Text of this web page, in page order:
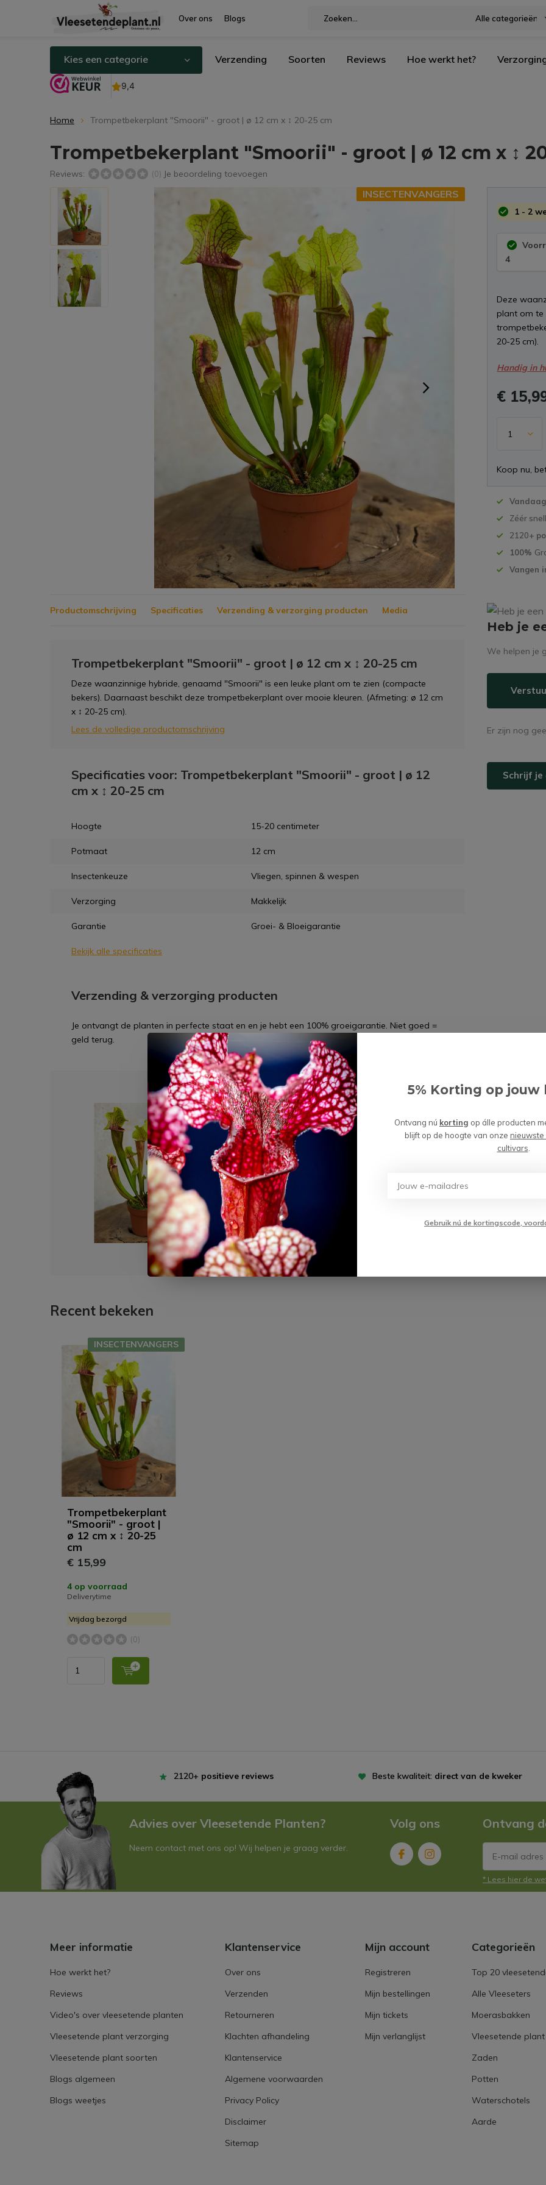
Over ons Blogs Alle categorieën
Kies een categorie Verzending Soorten Reviews Hoe werkt het?
Home Trompetbekerplant "Smoorii" - groot | ø 12 cm x ↕ 20-25 cm
Trompetbekerplant "Smoorii" - groot | ø 12 cm x ↕
Reviews: (0) Je beoordeling toevoegen
INSECTENVANGERS
1 - 2
4
Deze
plant om te
20-25 cm).
Handig in
€
Koop nu,
Zéér
2120+
100%
Vangen
Productomschrijving Specificaties Verzending & verzorging producten Media
Trompetbekerplant "Smoorii" - groot | ø 12 cm x ↕ 20-25 cm
Deze waanzinnige hybride, genaamd "Smoorii" is een leuke plant om te zien (compacte
bekers). Daarnaast beschikt deze trompetbekerplant over mooie kleuren. (Afmeting: ø 12 cm
x ↕ 20-25 cm).
Lees de volledige productomschrijving
Specificaties voor: Trompetbekerplant "Smoorii" - groot | ø 12
cm x ↕ 20-25 cm
Hoogte 15-20 centimeter
Potmaat 12 cm
Insectenkeuze Vliegen, spinnen & wespen
Verzorging Makkelijk
Garantie Groei- & Bloeigarantie
Bekijk alle specificaties
Verzending & verzorging producten
Je ontvangt de planten in perfecte staat en en je hebt een 100% groeigarantie. Niet goed =
geld terug.
Dit wordt 'm!
Trompetbekerplant "Smoorii" -
groot | ø 12 cm x ↕ 20-25 cm
€ 15,99
Heb je
We helpen je
Er zijn nog
Schrijf
Recent bekeken
Trompetbekerplant
"Smoorii" - groot |
ø 12 cm x ↕ 20-25
cm
INSECTENVANGERS
€ 15,99
4 op voorraad
Deliverytime
Vrijdag bezorgd
(0)
2120+ positieve reviews Beste kwaliteit: direct van de kweker
Advies over Vleesetende Planten?
Neem contact met ons op! Wij helpen je graag verder.
Volg ons Ontvang
* Lees hier de
Meer informatie
Hoe werkt het?
Reviews
Video's over vleesetende planten
Vleesetende plant verzorging
Vleesetende plant soorten
Blogs algemeen
Blogs weetjes
Klantenservice
Over ons
Verzenden
Retourneren
Klachten afhandeling
Klantenservice
Algemene voorwaarden
Privacy Policy
Disclaimer
Sitemap
Mijn account
Registreren
Mijn bestellingen
Mijn tickets
Mijn verlanglijst
Categorieën
Top 20
Alle Vleeseters
Moerasbakken
Vleesetende
Zaden
Potten
Waterschotels
Aarde
5% Korting op
Ontvang nú korting op álle producten
blijft op de hoogte van onze nieuwste
cultivars
Gebruik nú de kortingscode,